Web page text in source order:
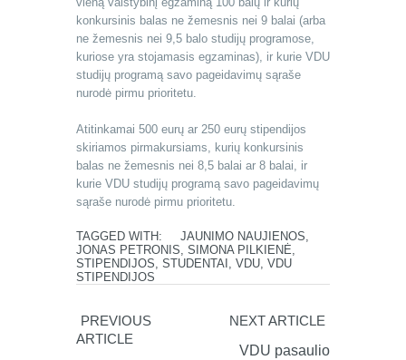
konkursinis balas ne žemesnis nei 9 balai (arba
ne žemesnis nei 9,5 balo studijų programose,
kuriose yra stojamasis egzaminas), ir kurie VDU
studijų programą savo pageidavimų sąraše
nurodė pirmu prioritetu.
Atitinkamai 500 eurų ar 250 eurų stipendijos
skiriamos pirmakursiams, kurių konkursinis
balas ne žemesnis nei 8,5 balai ar 8 balai, ir
kurie VDU studijų programą savo pageidavimų
sąraše nurodė pirmu prioritetu.
TAGGED WITH: JAUNIMO NAUJIENOS,
JONAS PETRONIS, SIMONA PILKIENĖ,
STIPENDIJOS, STUDENTAI , VDU, VDU
STIPENDIJOS
PREVIOUS
ARTICLE
NEXT ARTICLE
VDU pasaulio